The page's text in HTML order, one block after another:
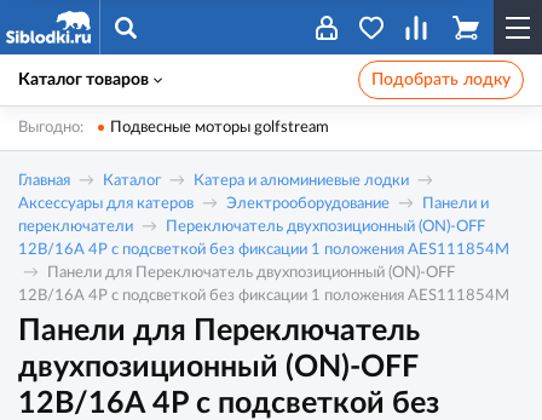
Каталог товаров Подобрать лодку
Выгодно: Подвесные моторы golfstream
Главная Каталог
Катера и алюминиевые лодки
Аксессуары для катеров
Электрооборудование
Панели и
переключатели
Переключатель двухпозиционный (ON)-OFF
12В/16А 4Р с подсветкой без фиксации 1 положения AES111854M
Панели для Переключатель двухпозиционный (ON)-OFF
12В/16А 4Р с подсветкой без фиксации 1 положения AES111854M
Панели для Переключатель
двухпозиционный (ON)-OFF
12В/16А 4Р с подсветкой без